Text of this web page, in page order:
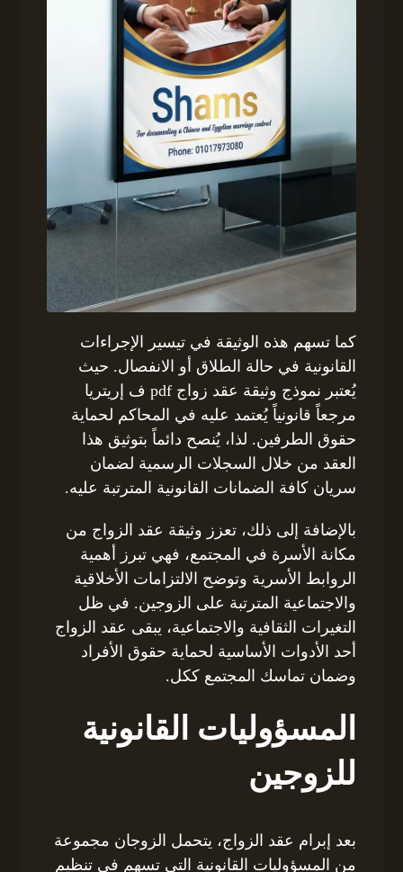
كما تسهم هذه الوثيقة في تيسير الإجراءات
القانونية في حالة الطلاق أو الانفصال. حيث
يُعتبر نموذج وثيقة عقد زواج pdf ف إريتريا
مرجعاً قانونياً يُعتمد عليه في المحاكم لحماية
حقوق الطرفين. لذا، يُنصح دائماً بتوثيق هذا
العقد من خلال السجلات الرسمية لضمان
سريان كافة الضمانات القانونية المترتبة عليه.
بالإضافة إلى ذلك، تعزز وثيقة عقد الزواج من
مكانة الأسرة في المجتمع، فهي تبرز أهمية
الروابط الأسرية وتوضح الالتزامات الأخلاقية
والاجتماعية المترتبة على الزوجين. في ظل
التغيرات الثقافية والاجتماعية، يبقى عقد الزواج
أحد الأدوات الأساسية لحماية حقوق الأفراد
وضمان تماسك المجتمع ككل.
المسؤوليات القانونية
للزوجين
بعد إبرام عقد الزواج، يتحمل الزوجان مجموعة
من المسؤوليات القانونية التي تسهم في تنظيم